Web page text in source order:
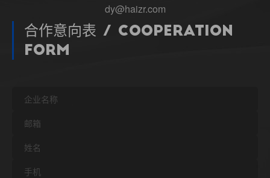
dy@haizr.com
合作意向表 / Cooperation
Form